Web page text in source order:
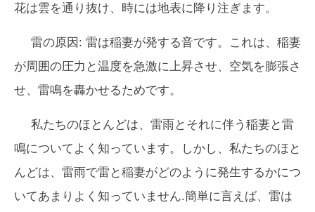
花は雲を通り抜け、時には地表に降り注ぎます。
雷の原因: 雷は稲妻が発する音です。これは、稲妻
が周囲の圧力と温度を急激に上昇させ、空気を膨張さ
せ、雷鳴を轟かせるためです。
私たちのほとんどは、雷雨とそれに伴う稲妻と雷
鳴についてよく知っています。しかし、私たちのほと
んどは、雷雨で雷と稲妻がどのように発生するかにつ
いてあまりよく知っていません.簡単に言えば、雷は